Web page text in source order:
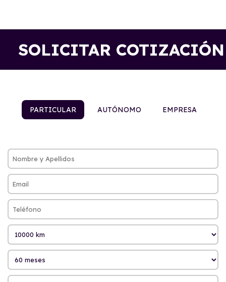
SOLICITAR COTIZACIÓN
PARTICULAR AUTÓNOMO EMPRESA